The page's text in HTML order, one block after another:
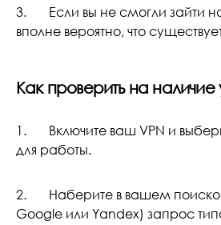
3. Если вы не смогли зайти на
вполне вероятно, что
Как проверить на наличие
1. Включите ваш VPN и
для работы.
2. Наберите в вашем
Google или Yandex) запрос